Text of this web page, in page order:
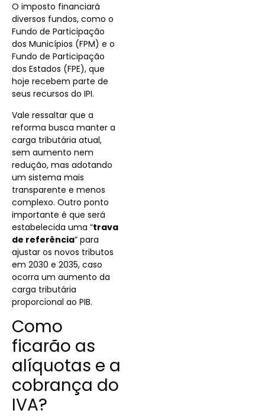
O imposto financiará
diversos fundos, como o
Fundo de Participação
dos Municípios (FPM) e o
Fundo de Participação
dos Estados (FPE), que
hoje recebem parte de
seus recursos do IPI.
Vale ressaltar que a
reforma busca manter a
carga tributária atual,
sem aumento nem
redução, mas adotando
um sistema mais
transparente e menos
complexo. Outro ponto
importante é que será
estabelecida uma “trava
de referência” para
ajustar os novos tributos
em 2030 e 2035, caso
ocorra um aumento da
carga tributária
proporcional ao PIB.
Como
ficarão as
alíquotas e a
cobrança do
IVA?